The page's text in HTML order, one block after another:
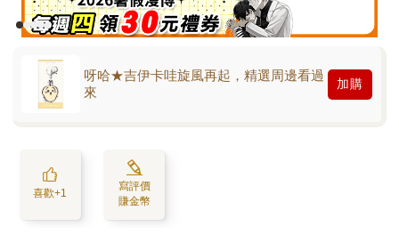
呀哈★吉伊卡哇旋風再起，精選周邊看過
來
加購
喜歡+1
寫評價
賺金幣